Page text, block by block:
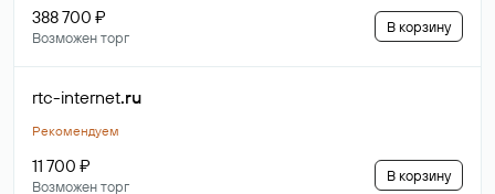
388 700 ₽
Возможен торг
В корзину
rtc-internet.ru
Рекомендуем
11 700 ₽
Возможен торг
В корзину